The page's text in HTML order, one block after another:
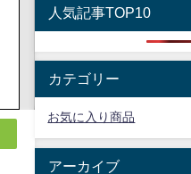
人気記事TOP10
カテゴリー
お気に入り商品
アーカイブ